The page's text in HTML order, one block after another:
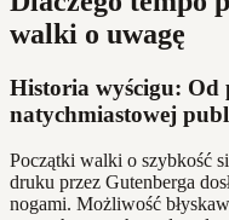
walki o uwagę
Historia wyścigu: Od
natychmiastowej
Początki walki o szybkość
druku przez Gutenberga
nogami. Możliwość